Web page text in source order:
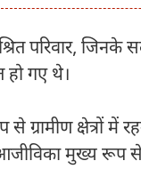
परिवार, जिनके
हो गए थे।
ग्रामीण क्षेत्रों में
मुख्य रूप